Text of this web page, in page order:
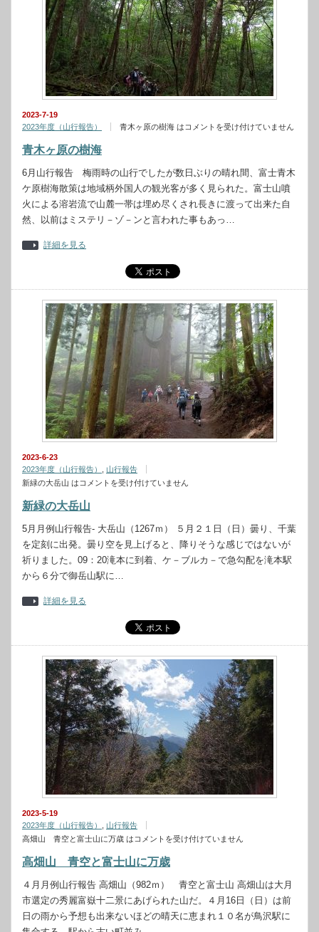
2023-7-19
2023年度（山行報告）
青木ヶ原の樹海 は コメントを受け付けていません
青木ヶ原の樹海
6月山行報告 梅雨時の山行でしたが数日ぶりの晴れ間、富士青木
ケ原樹海散策は地域柄外国人の観光客が多く見られた。富士山噴
火による溶岩流で山麓一帯は埋め尽くされ長きに渡って出来た自
然、以前はミステリ－ゾ－ンと言われた事もあっ…
詳細を見る
2023-6-23
2023年度（山行報告）
山行報告
新緑の大岳山 は コメントを受け付けていません
新緑の大岳山
5月月例山行報告- 大岳山（1267ｍ） ５月２１日（日）曇り、千葉
を定刻に出発。曇り空を見上げると、降りそうな感じではないが
祈りました。09：20滝本に到着、ケ－ブルカ－で急勾配を滝本駅
から６分で御岳山駅に…
詳細を見る
2023-5-19
2023年度（山行報告）
山行報告
高畑山 青空と富士山に万歳 は コメントを受け付けていません
高畑山 青空と富士山に万歳
４月月例山行報告 高畑山（982ｍ） 青空と富士山 高畑山は大月
市選定の秀麗富嶽十二景にあげられた山だ。４月16日（日）は前
日の雨から予想も出来ないほどの晴天に恵まれ１０名が鳥沢駅に